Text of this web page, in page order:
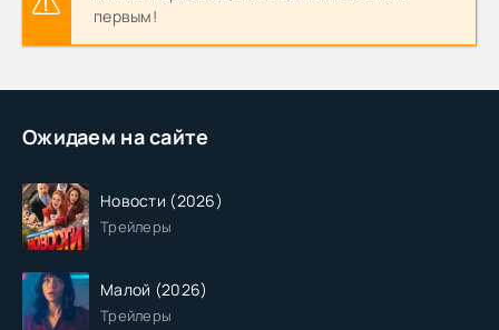
Ожидаем на сайте
Новости (2026)
Трейлеры
Малой (2026)
Трейлеры
первым!